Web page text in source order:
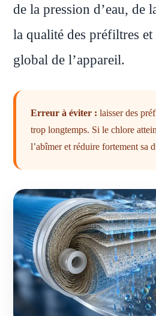
de la pression d’eau, de
la qualité des préfiltres et
global de l’appareil.
Erreur à éviter : laisser des
trop longtemps. Si le chlore
l’abîmer et réduire fortement sa